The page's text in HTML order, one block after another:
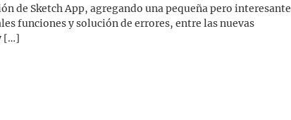
de Sketch App, agregando una pequeña pero interesante
funciones y solución de errores, entre las nuevas
[…]